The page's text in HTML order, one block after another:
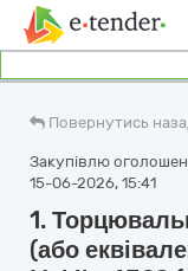
Повернутись
Закупівлю
15-06-2026, 15:41
1.
(або